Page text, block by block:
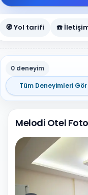
🧭 Yol tarifi ☎️
0 deneyim
Tüm Deneyimleri
Melodi Otel